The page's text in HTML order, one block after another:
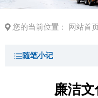
您的当前位置： 网站首
随笔小记
廉洁